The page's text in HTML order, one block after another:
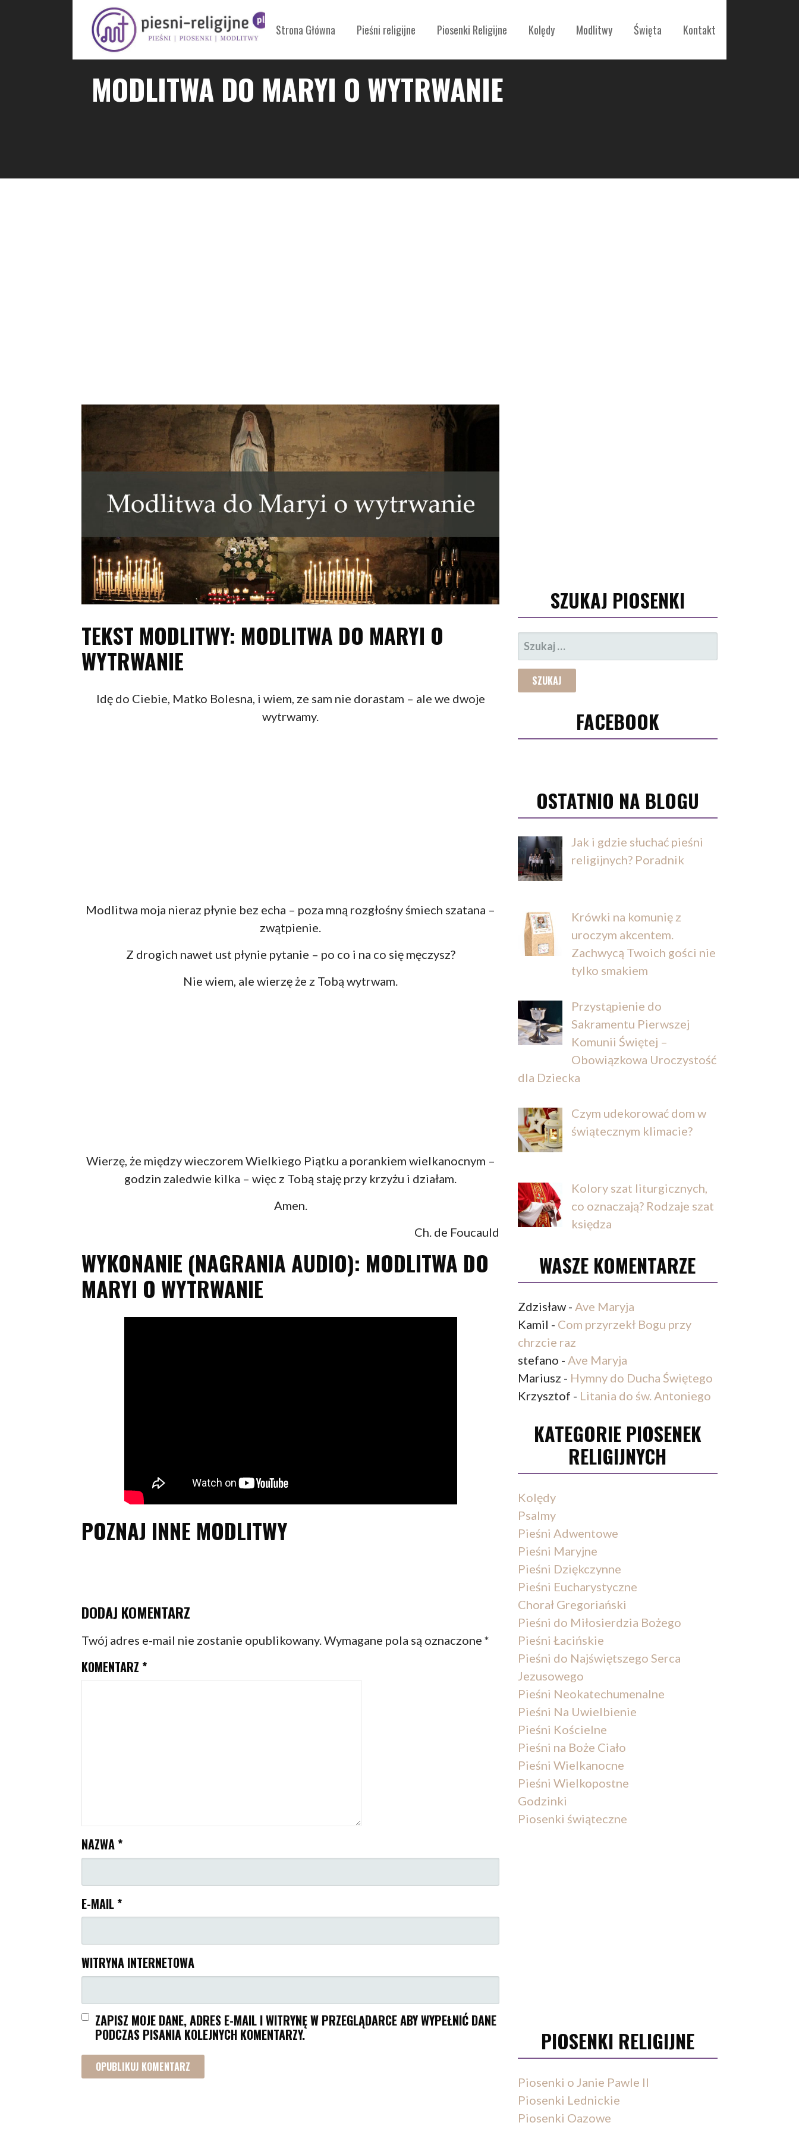
Strona Główna Pieśni religijne Piosenki Religijne Kolędy Modlitwy Święta Kontakt
MODLITWA DO MARYI O WYTRWANIE
TEKST MODLITWY: MODLITWA DO MARYI O
WYTRWANIE
Idę do Ciebie, Matko Bolesna, i wiem, ze sam nie dorastam – ale we dwoje
wytrwamy.
Modlitwa moja nieraz płynie bez echa – poza mną rozgłośny śmiech szatana –
zwątpienie.
Z drogich nawet ust płynie pytanie – po co i na co się męczysz?
Nie wiem, ale wierzę że z Tobą wytrwam.
Wierzę, że między wieczorem Wielkiego Piątku a porankiem wielkanocnym –
godzin zaledwie kilka – więc z Tobą staję przy krzyżu i działam.
Amen.
Ch. de Foucauld
WYKONANIE (NAGRANIA AUDIO): MODLITWA DO
MARYI O WYTRWANIE
POZNAJ INNE MODLITWY
DODAJ KOMENTARZ
Twój adres e-mail nie zostanie opublikowany. Wymagane pola są oznaczone*
KOMENTARZ *
NAZWA *
E-MAIL *
WITRYNA INTERNETOWA
ZAPISZ MOJE DANE, ADRES E-MAIL I WITRYNĘ W PRZEGLĄDARCE ABY WYPEŁNIĆ DANE
PODCZAS PISANIA KOLEJNYCH KOMENTARZY.
SZUKAJ PIOSENKI
SZUKAJ:
FACEBOOK
OSTATNIO NA BLOGU
Jak i gdzie słuchać pieśni
religijnych? Poradnik
Krówki na komunię z
uroczym akcentem.
Zachwycą Twoich gości nie
tylko smakiem
Przystąpienie do
Sakramentu Pierwszej
Komunii Świętej –
Obowiązkowa Uroczystość
dla Dziecka
Czym udekorować dom w
świątecznym klimacie?
Kolory szat liturgicznych,
co oznaczają? Rodzaje szat
księdza
WASZE KOMENTARZE
Zdzisław- Ave Maryja
Kamil - Com przyrzekł Bogu przy
chrzcie raz
stefano - Ave Maryja
Mariusz - Hymny do Ducha Świętego
Krzysztof - Litania do św. Antoniego
KATEGORIE PIOSENEK
RELIGIJNYCH
Kolędy
Psalmy
Pieśni Adwentowe
Pieśni Maryjne
Pieśni Dziękczynne
Pieśni Eucharystyczne
Chorał Gregoriański
Pieśni do Miłosierdzia Bożego
Pieśni Łacińskie
Pieśni do Najświętszego Serca
Jezusowego
Pieśni Neokatechumenalne
Pieśni Na Uwielbienie
Pieśni Kościelne
Pieśni na Boże Ciało
Pieśni Wielkanocne
Pieśni Wielkopostne
Godzinki
Piosenki świąteczne
PIOSENKI RELIGIJNE
Piosenki o Janie Pawle II
Piosenki Lednickie
Piosenki Oazowe